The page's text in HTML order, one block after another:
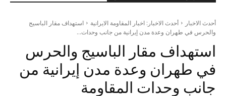
أحدث الاخبار أحدث الاخبار: اخبار المقاومة الايرانية
استهداف مقار الباسيج
والحرس في طهران وعدة مدن إيرانية من جانب وحدات...
استهداف مقار الباسيج والحرس
في طهران وعدة مدن إيرانية من
جانب وحدات المقاومة